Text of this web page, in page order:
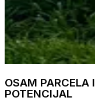
OSAM PARCELA
POTENCIJAL